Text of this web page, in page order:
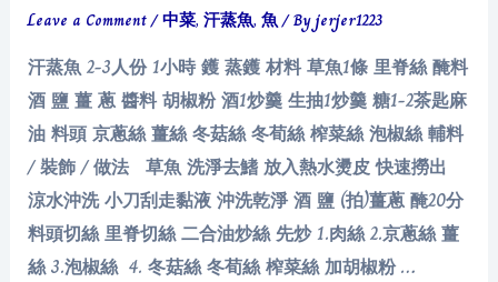
Leave a Comment/中菜,汗蒸魚,魚/ Byjerjer1223
汗蒸魚 2-3人份 1小時 鑊 蒸鑊 材料 草魚1條 里脊絲 醃料
酒 鹽 薑 蔥 醬料 胡椒粉 酒1炒羹 生抽1炒羹 糖1-2茶匙麻
油 料頭 京蔥絲 薑絲 冬菇絲 冬荀絲 榨菜絲 泡椒絲 輔料
/ 裝飾 / 做法 草魚 洗淨去鰭 放入熱水燙皮 快速撈出
涼水沖洗 小刀刮走黏液 沖洗乾淨 酒 鹽 (拍)薑蔥 醃20分
料頭切絲 里脊切絲 二合油炒絲 先炒 1.肉絲 2.京蔥絲 薑
絲 3.泡椒絲 4. 冬菇絲 冬荀絲 榨菜絲 加胡椒粉 …